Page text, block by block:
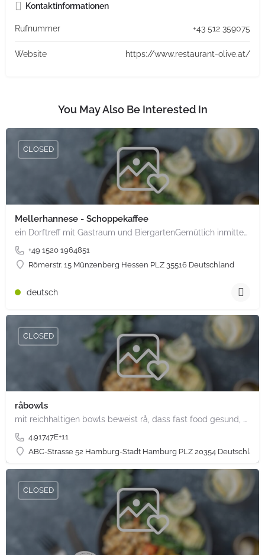
Kontaktinformationen
Rufnummer +43 512 359075
Website https://www.restaurant-olive.at/
You May Also Be Interested In
Mellerhannese - Schoppekaffee
ein Dorftreff mit Gastraum und BiergartenGemütlich inmitten unserem idyllischen Trais Münzenberg, entlang…
+49 1520 1964851
Römerstr. 15 Münzenberg Hessen PLZ 35516 Deutschland
CLOSED
deutsch
råbowls
mit reichhaltigen bowls beweist rå, dass fast food gesund, nachhaltig und hundertprozentig vegan sein kann.…
4.91747E+11
ABC-Strasse 52 Hamburg-Stadt Hamburg PLZ 20354 Deutschland
CLOSED
CLOSED